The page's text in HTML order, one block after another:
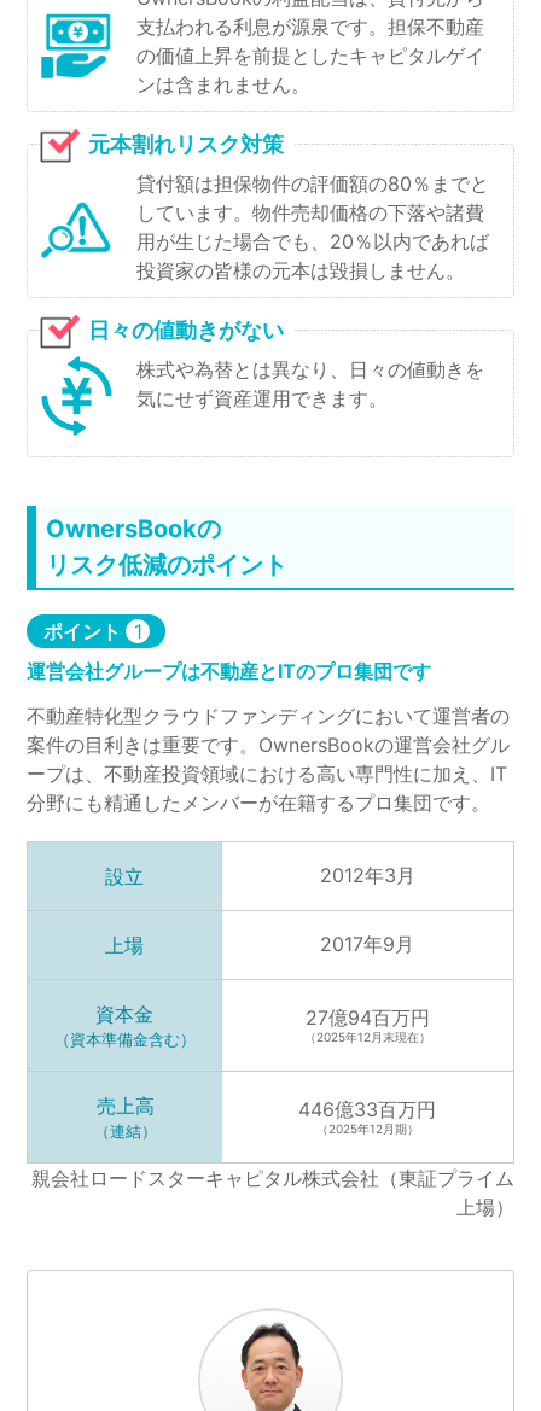
支払われる利息が源泉です。担保不動産
の価値上昇を前提としたキャピタルゲイ
ンは含まれません。​
元本割れリスク対策
貸付額は担保物件の評価額の80％までと
しています。物件売却価格の下落や諸費
用が生じた場合でも、20％以内であれば
投資家の皆様の元本は毀損しません。​
日々の値動きがない
株式や為替とは異なり、日々の値動きを
気にせず資産運用できます。
OwnersBookの
リスク低減のポイント
ポイント
1
運営会社グループは不動産とITのプロ集団です
不動産特化型クラウドファンディングにおいて運営者の
案件の目利きは重要です。OwnersBookの運営会社グル
ープは、不動産投資領域における高い専門性に加え、IT
分野にも精通したメンバーが在籍するプロ集団です。
設立 2012年3月
上場 2017年9月
資本金
（資本準備金含む）
27億94百万円
（2025年12月末現在）
売上高
（連結）
446億33百万円
（2025年12月期）
親会社ロードスターキャピタル株式会社（東証プライム
上場）